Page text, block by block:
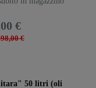
€
€
50 litri (oli